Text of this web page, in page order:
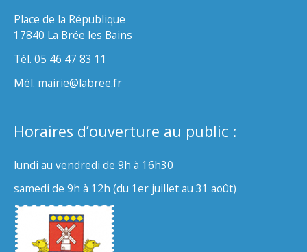
Place de la République
17840 La Brée les Bains
Tél. 05 46 47 83 11
Mél. mairie@labree.fr
Horaires d’ouverture au public :
lundi au vendredi de 9h à 16h30
samedi de 9h à 12h (du 1er juillet au 31 août)